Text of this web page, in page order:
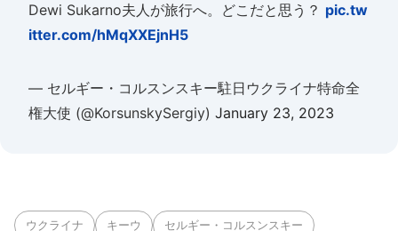
Dewi Sukarno夫人が旅行へ。どこだと思う？ pic.tw
itter.com/hMqXXEjnH5
— セルギー・コルスンスキー駐日ウクライナ特命全
権大使 (@KorsunskySergiy) January 23, 2023
ウクライナ キーウ セルギー・コルスンスキー